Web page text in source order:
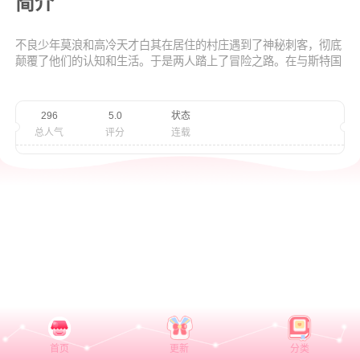
不良少年莫浪和高冷天才白其在居住的村庄遇到了神秘刺客，彻底
颠覆了他们的认知和生活。于是两人踏上了冒险之路。在与斯特国
的，除了那些强壮的新敌人，还有一个来自斯特国的，似曾相识的
人…
296
总人气
5.0
评分
状态
连载
首页 更新 分类